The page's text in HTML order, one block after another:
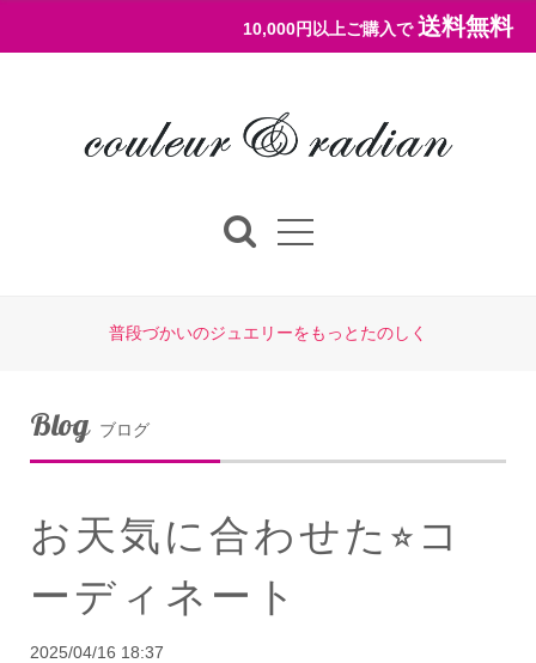
10,000円以上ご購入で 送料無料
普段づかいのジュエリーをもっとたのしく
Blog ブログ
お天気に合わせた⭐︎コ
ーディネート
2025/04/16 18:37